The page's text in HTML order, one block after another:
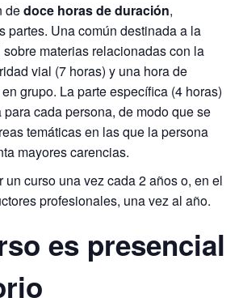
dedoce horas de duración,
partes. Una común destinada a la
materias relacionadas con la
vial (7 horas) y una hora de
grupo. La parte específica (4 horas)
cada persona, de modo que se
temáticas en las que la persona
mayores carencias.
un curso una vez cada 2 años o, en el
profesionales, una vez al año.
es presencial